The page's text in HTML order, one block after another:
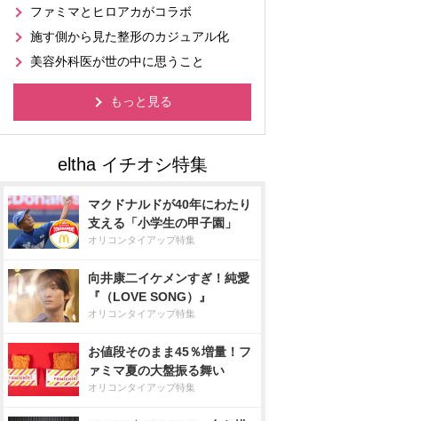
ファミマとヒロアカがコラボ
施す側から見た整形のカジュアル化
美容外科医が世の中に思うこと
もっと見る
マクドナルドが40年にわたり
支える「小学生の甲子園」
オリコンタイアップ特集
向井康二イケメンすぎ！純愛
『（LOVE SONG）』
オリコンタイアップ特集
お値段そのまま45％増量！フ
ァミマ夏の大盤振る舞い
オリコンタイアップ特集